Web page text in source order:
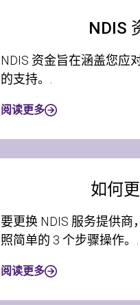
NDIS
NDIS 资金旨在涵盖您应
的支持。.
阅读更多
如何
要更换 NDIS 服务提供
照简单的 3 个步骤操作。.
阅读更多